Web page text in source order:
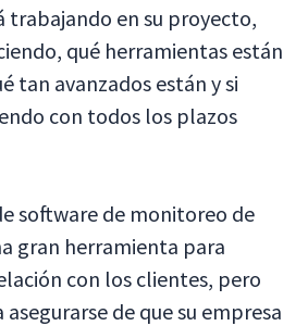
trabajando en su proyecto,
qué herramientas están
tan avanzados están y si
con todos los plazos
software de monitoreo de
gran herramienta para
con los clientes, pero
de que su empresa